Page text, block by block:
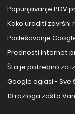
Popunjavanje PDV
Kako uraditi završni
Podešavanje
Prednosti internet
Šta je potrebno za
Google oglasi -
10 razloga zašto